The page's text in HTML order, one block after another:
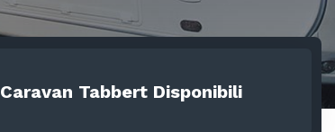
Caravan Tabbert Disponibili